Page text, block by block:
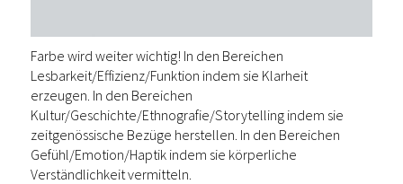
Farbe wird weiter wichtig! In den Bereichen
Lesbarkeit/Effizienz/Funktion indem sie Klarheit
erzeugen. In den Bereichen
Kultur/Geschichte/Ethnografie/Storytelling indem sie
zeitgenössische Bezüge herstellen. In den Bereichen
Gefühl/Emotion/Haptik indem sie körperliche
Verständlichkeit vermitteln.